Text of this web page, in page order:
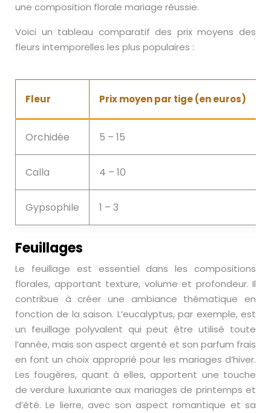
une composition florale mariage réussie.
Voici un tableau comparatif des prix moyens des
fleurs intemporelles les plus populaires :
Fleur Prix moyen par tige (en euros)
Orchidée 5 – 15
Calla 4 – 10
Gypsophile 1 – 3
Feuillages
Le feuillage est essentiel dans les compositions
florales, apportant texture, volume et profondeur. Il
contribue à créer une ambiance thématique en
fonction de la saison. L’eucalyptus, par exemple, est
un feuillage polyvalent qui peut être utilisé toute
l’année, mais son aspect argenté et son parfum frais
en font un choix approprié pour les mariages d’hiver.
Les fougères, quant à elles, apportent une touche
de verdure luxuriante aux mariages de printemps et
d’été. Le lierre, avec son aspect romantique et sa